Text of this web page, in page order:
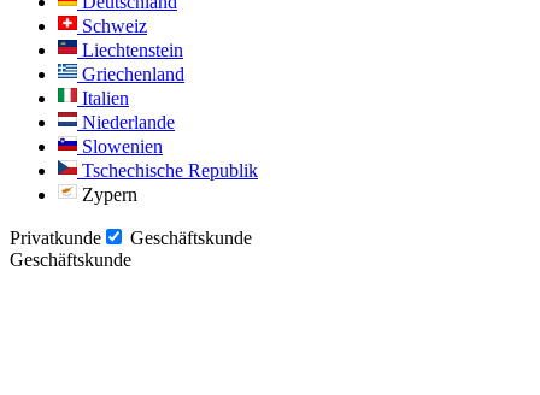
Schweiz
Liechtenstein
Griechenland
Italien
Niederlande
Slowenien
Tschechische Republik
Zypern
Privatkunde
Geschäftskunde
Geschäftskunde